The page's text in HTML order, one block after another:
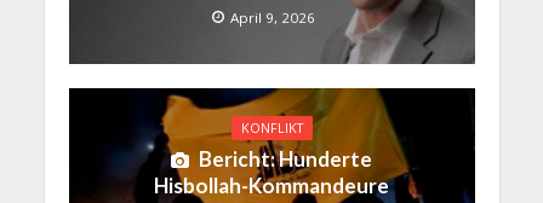
April 9, 2026
KONFLIKT
Bericht: Hunderte
Hisbollah-Kommandeure